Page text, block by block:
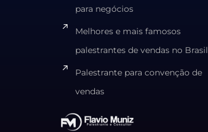
para negócios
Melhores e mais famosos
palestrantes de vendas no Brasil
Palestrante para convenção de
vendas